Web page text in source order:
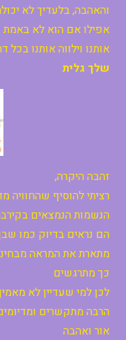
והאהבה, בלעדיך לא
אפילו אם הוא לא באמת
אותנו וילווה אותנו בכל
שלך גלית
זהבה היקרה,
רציתי להוסיף שהחוויה
הנשמות הנמצאים
הם נראים בדיוק כמו
מתארת את המראה
כך מתרגשים
לכן למי שעדיין לא
הרבה מתקשרים
אור ואהבה